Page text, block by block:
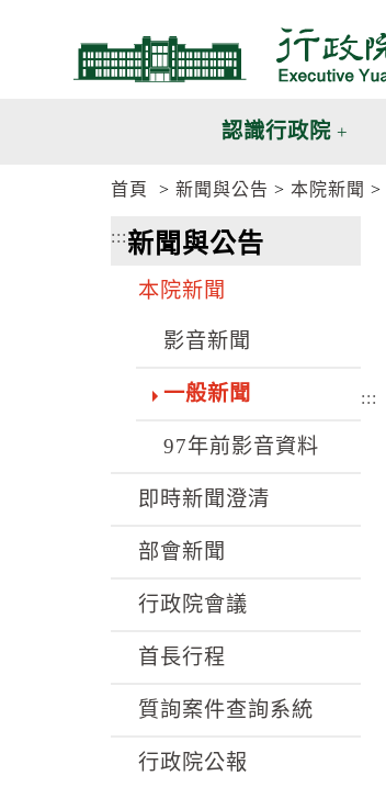
認識行政院
首頁 新聞與公告 本院新聞
:::新聞與公告
本院新聞
影音新聞
一般新聞
97年前影音資料
即時新聞澄清
部會新聞
行政院會議
首長行程
質詢案件查詢系統
行政院公報
:::